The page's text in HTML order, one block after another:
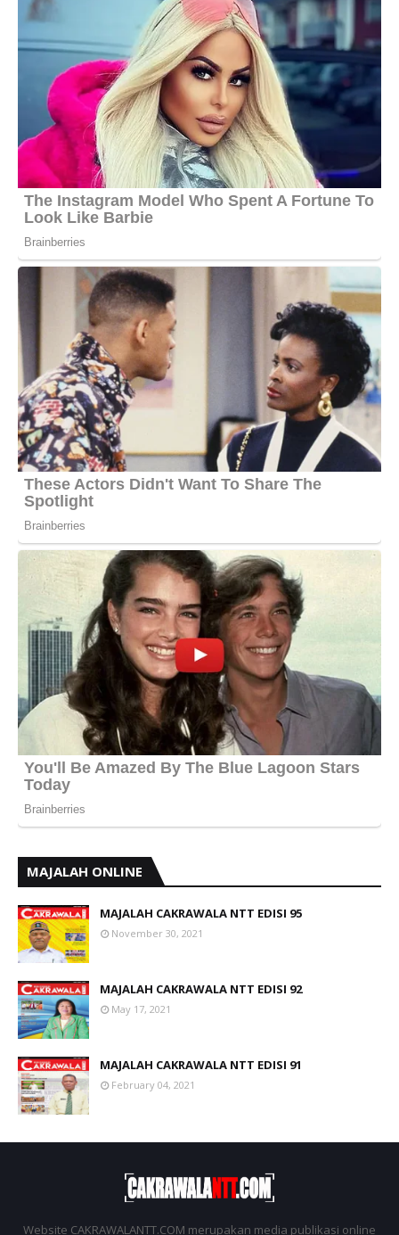
MAJALAH ONLINE
MAJALAH CAKRAWALA NTT EDISI 95
November 30, 2021
MAJALAH CAKRAWALA NTT EDISI 92
May 17, 2021
MAJALAH CAKRAWALA NTT EDISI 91
February 04, 2021
Website CAKRAWALANTT.COM merupakan media publikasi online